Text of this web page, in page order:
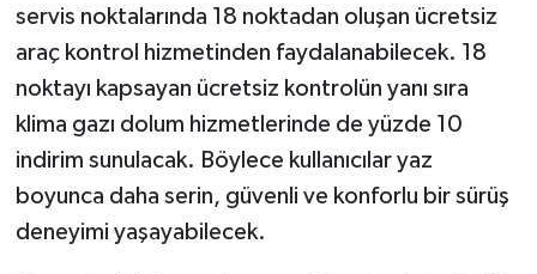
servis noktalarında 18 noktadan oluşan ücretsiz
araç kontrol hizmetinden faydalanabilecek. 18
noktayı kapsayan ücretsiz kontrolün yanı sıra
klima gazı dolum hizmetlerinde de yüzde 10
indirim sunulacak. Böylece kullanıcılar yaz
boyunca daha serin, güvenli ve konforlu bir sürüş
deneyimi yaşayabilecek.